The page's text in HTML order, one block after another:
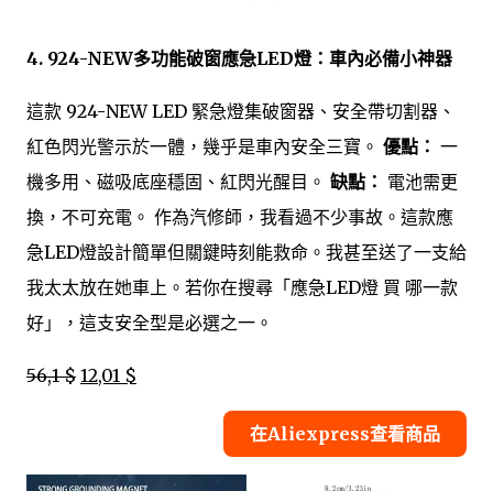
4. 924-NEW多功能破窗應急LED燈：車內必備小神器
這款 924-NEW LED 緊急燈集破窗器、安全帶切割器、
紅色閃光警示於一體，幾乎是車內安全三寶。 優點： 一
機多用、磁吸底座穩固、紅閃光醒目。 缺點： 電池需更
換，不可充電。 作為汽修師，我看過不少事故。這款應
急LED燈設計簡單但關鍵時刻能救命。我甚至送了一支給
我太太放在她車上。若你在搜尋「應急LED燈 買 哪一款
好」，這支安全型是必選之一。
56,1 $ 12,01 $
在Aliexpress查看商品